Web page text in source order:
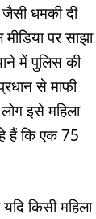
जैसी धमकी दी
पर साझा
में पुलिस की
से माफी
इसे महिला
हैं कि एक 75
किसी महिला